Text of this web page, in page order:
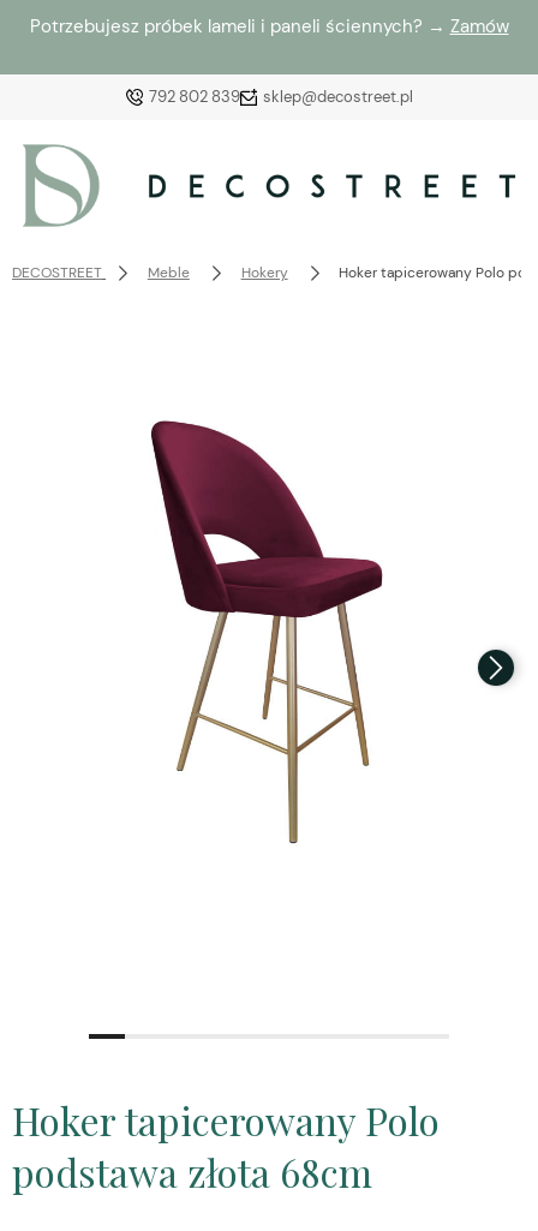
Potrzebujesz próbek lameli i paneli ściennych? → Zamów
792 802 839 sklep@decostreet.pl
zaloguj się, aby przywrócić dodane produkty do listy
z poprzedniej sesji.
DECOSTREET Meble Hokery Hoker tapicerowany Polo
Hoker tapicerowany Polo
podstawa złota 68cm